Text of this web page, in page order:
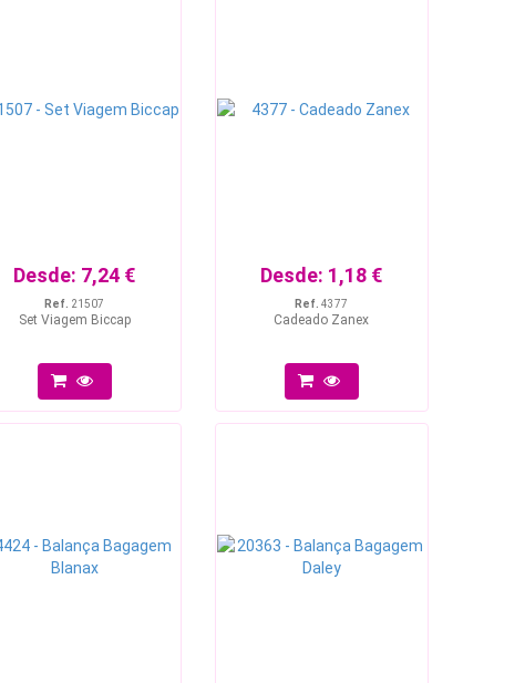
Desde: 7,24 €
Ref. 21507
Set Viagem Biccap
Desde: 1,18 €
Ref. 4377
Cadeado Zanex